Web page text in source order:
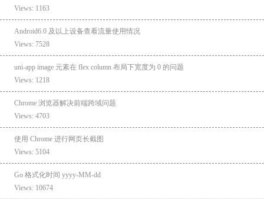
Views: 1163
Android6.0 及以上设备查看流量使用情况
Views: 7528
uni-app image 元素在 flex column 布局下宽度为 0 的问题
Views: 1218
Chrome 浏览器解决前端跨域问题
Views: 4703
使用 Chrome 进行网页长截图
Views: 5104
Go 格式化时间 yyyy-MM-dd
Views: 10674